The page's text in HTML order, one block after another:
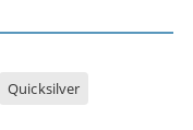
Quicksilver